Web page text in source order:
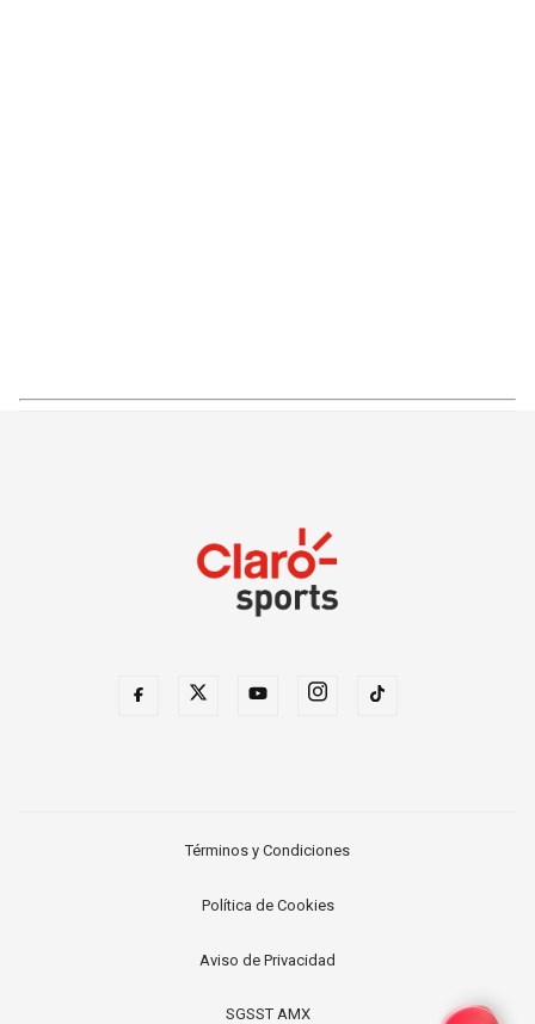
Términos y Condiciones
Política de Cookies
Aviso de Privacidad
SGSST AMX